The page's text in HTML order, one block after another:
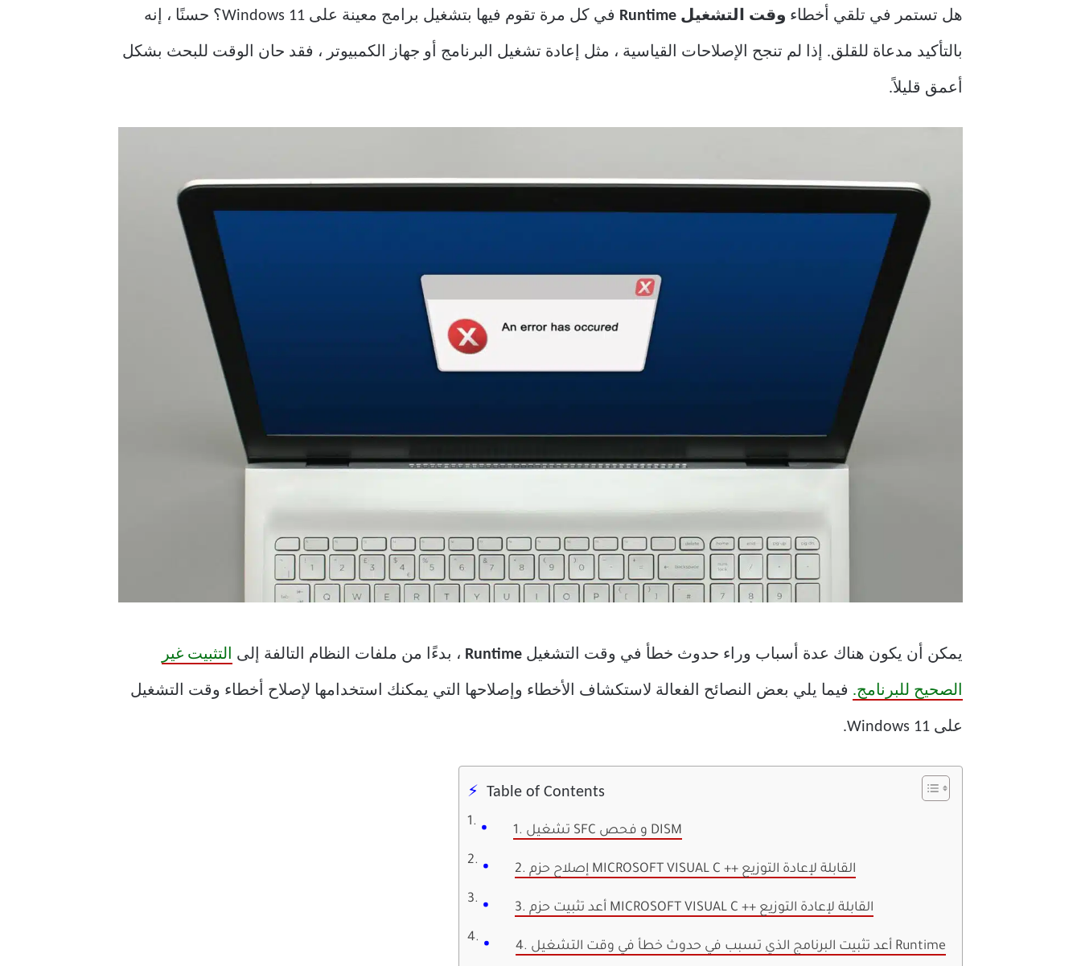
هل تستمر في تلقي أخطاء وقت التشغيل Runtime في كل مرة تقوم فيها بتشغيل برامج معينة على Windows 11؟ حسنًا ، إنه
بالتأكيد مدعاة للقلق. إذا لم تنجح الإصلاحات القياسية ، مثل إعادة تشغيل البرنامج أو جهاز الكمبيوتر ، فقد حان الوقت للبحث بشكل
أعمق قليلاً.
يمكن أن يكون هناك عدة أسباب وراء حدوث خطأ في وقت التشغيل Runtime ، بدءًا من ملفات النظام التالفة إلى التثبيت غير
الصحيح للبرنامج. فيما يلي بعض النصائح الفعالة لاستكشاف الأخطاء وإصلاحها التي يمكنك استخدامها لإصلاح أخطاء وقت التشغيل
على Windows 11.
Table of Contents
1. تشغيل SFC و فحص DISM
2. إصلاح حزم MICROSOFT VISUAL C ++ القابلة لإعادة التوزيع
3. أعد تثبيت حزم MICROSOFT VISUAL C ++ القابلة لإعادة التوزيع
4. أعد تثبيت البرنامج الذي تسبب في حدوث خطأ في وقت التشغيل Runtime